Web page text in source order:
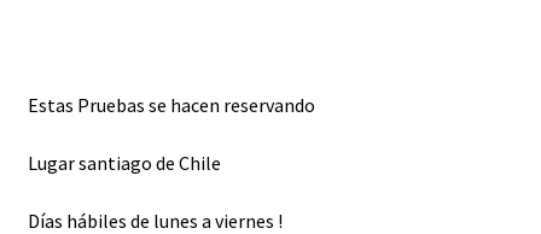
Estas Pruebas se hacen reservando
Lugar santiago de Chile
Días hábiles de lunes a viernes !